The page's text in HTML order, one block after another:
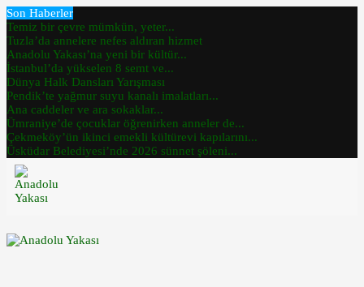
Son Haberler
Temiz bir çevre mümkün, yeter...
Tuzla’da annelere nefes aldıran hizmet
Anadolu Yakası’na yeni bir kültür...
İstanbul’da yükselen 8 semt ve...
Dünya Halk Dansları Yarışması
Pendik’te yağmur suyu kanalı imalatları...
Ana caddeler ve ara sokaklar...
Ümraniye’de çocuklar öğrenirken anneler de...
Çekmeköy’ün ikinci emekli kültürevi kapılarını...
Üsküdar Belediyesi’nde 2026 sünnet şöleni...